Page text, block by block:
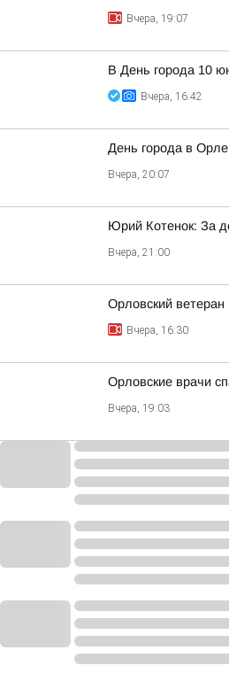
Вчера, 19:07
В День города 10
Вчера, 16:42
День города в
Вчера, 20:07
Юрий Котенок: За
Вчера, 21:00
Орловский
Вчера, 16:30
Орловские врачи
Вчера, 19:03